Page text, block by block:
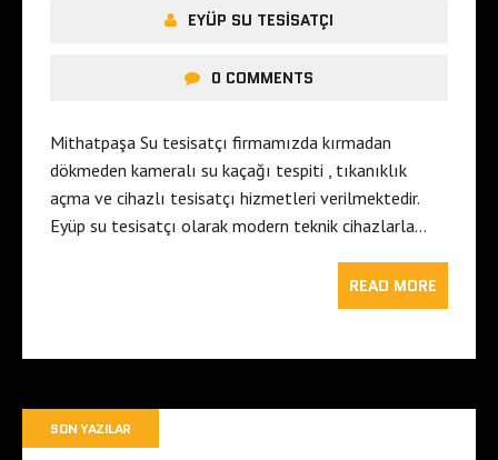
EYÜP SU TESISATÇI
0 COMMENTS
Mithatpaşa Su tesisatçı firmamızda kırmadan
dökmeden kameralı su kaçağı tespiti , tıkanıklık
açma ve cihazlı tesisatçı hizmetleri verilmektedir.
Eyüp su tesisatçı olarak modern teknik cihazlarla…
READ MORE
SON YAZILAR